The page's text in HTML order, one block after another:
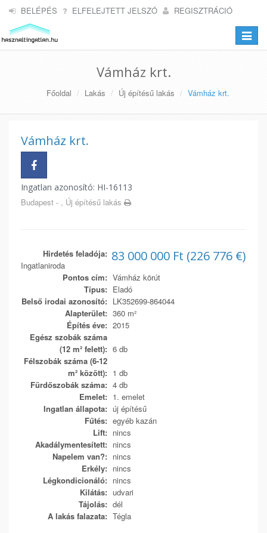
BELÉPÉS ELFELEJTETT JELSZÓ REGISZTRÁCIÓ
Toggle
Vámház krt.
Főoldal Lakás Új építésű lakás Vámház krt.
Vámház krt.
Ingatlan azonosító: HI-16113
Budapest - , Új építésű lakás
83 000 000 Ft (226 776 €)
Hirdetés feladója:
Ingatlaniroda
Pontos cím: Vámház körút
Típus: Eladó
Belső irodai azonosító: LK352699-864044
Alapterület: 360 m²
Építés éve: 2015
Egész szobák száma
(12 m² felett): 6 db
Félszobák száma (6-12
m² között): 1 db
Fürdőszobák száma: 4 db
Emelet: 1. emelet
Ingatlan állapota: új építésű
Fűtés: egyéb kazán
Lift: nincs
Akadálymentesített: nincs
Napelem van?: nincs
Erkély: nincs
Légkondicionáló: nincs
Kilátás: udvari
Tájolás: dél
A lakás falazata: Tégla